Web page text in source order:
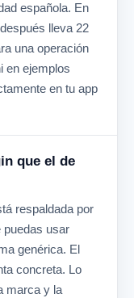
española. En
lleva 22
una operación
en ejemplos
en tu app
que el de
respaldada por
puedas usar
genérica. El
concreta. Lo
marca y la